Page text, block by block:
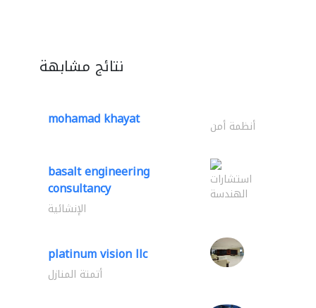
نتائج مشابهة
mohamad khayat أنظمة أمن
basalt engineering
consultancy استشارات
الهندسة
الإنشائية
platinum vision llc
أتمتة المنازل